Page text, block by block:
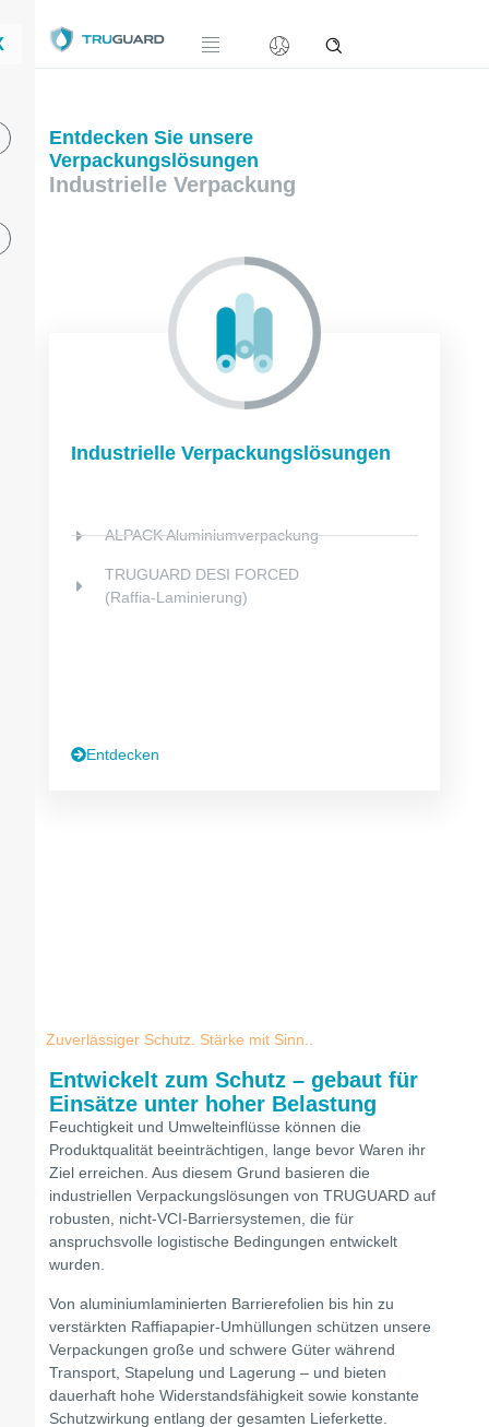
Entdecken Sie unsere
Verpackungslösungen
Industrielle Verpackung
Industrielle Verpackungslösungen
ALPACK Aluminiumverpackung
TRUGUARD DESI FORCED
(Raffia-Laminierung)
Entdecken
Zuverlässiger Schutz. Stärke mit Sinn..
Entwickelt zum Schutz – gebaut für
Einsätze unter hoher Belastung
Feuchtigkeit und Umwelteinflüsse können die
Produktqualität beeinträchtigen, lange bevor Waren ihr
Ziel erreichen. Aus diesem Grund basieren die
industriellen Verpackungslösungen von TRUGUARD auf
robusten, nicht-VCI-Barriersystemen, die für
anspruchsvolle logistische Bedingungen entwickelt
wurden.
Von aluminiumlaminierten Barrierefolien bis hin zu
verstärkten Raffiapapier-Umhüllungen schützen unsere
Verpackungen große und schwere Güter während
Transport, Stapelung und Lagerung – und bieten
dauerhaft hohe Widerstandsfähigkeit sowie konstante
Schutzwirkung entlang der gesamten Lieferkette.